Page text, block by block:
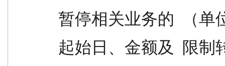
暂停相关业务的  （单
起始日、金额及  限制